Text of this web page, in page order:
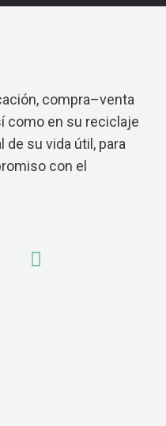
compra–venta
como en su reciclaje
de su vida útil, para
con el